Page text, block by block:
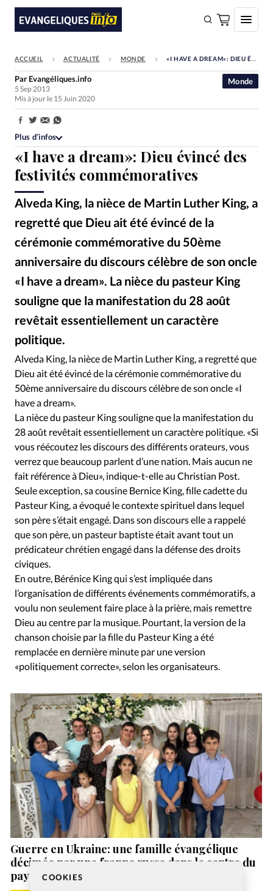
COOKIES
FAIRE UN DON
Faire un don
Société
Monde
Bible
Toute l'actualité
Se connecter
RUBRIQUES
Toute l'actualité Bible Culture
Economie
Eglises
Histoire Laicité
Liberté religieuse
Mission
Monde People Politique
Religions
Société
ACCUEIL ACTUALITÉ MONDE «I HAVE A DREAM»: DIEU ÉVINCÉ DES FESTIVITÉS COMMÉMORATIVES
«I have a dream»: Dieu évincé des
festivités commémoratives
Alveda King, la nièce de Martin Luther King, a
regretté que Dieu ait été évincé de la
cérémonie commémorative du 50ème
anniversaire du discours célèbre de son oncle
«I have a dream». La nièce du pasteur King
souligne que la manifestation du 28 août
revêtait essentiellement un caractère
politique.
Monde
Par Evangéliques.info
5 Sep 2013
Mis à jour le 15 Juin 2020
Partager:
Plus d’infos
Alveda King, la nièce de Martin Luther King, a regretté que
Dieu ait été évincé de la cérémonie commémorative du
50ème anniversaire du discours célèbre de son oncle «I
have a dream».
La nièce du pasteur King souligne que la manifestation du
28 août revêtait essentiellement un caractère politique. «Si
vous réécoutez les discours des différents orateurs, vous
verrez que beaucoup parlent d’une nation. Mais aucun ne
fait référence à Dieu», indique-t-elle au Christian Post.
Seule exception, sa cousine Bernice King, fille cadette du
Pasteur King, a évoqué le contexte spirituel dans lequel
son père s’était engagé. Dans son discours elle a rappelé
que son père, un pasteur baptiste était avant tout un
prédicateur chrétien engagé dans la défense des droits
civiques.
En outre, Bérénice King qui s’est impliquée dans
l’organisation de différents événements commémoratifs, a
voulu non seulement faire place à la prière, mais remettre
Dieu au centre par la musique. Pourtant, la version de la
chanson choisie par la fille du Pasteur King a été
remplacée en dernière minute par une version
«politiquement correcte», selon les organisateurs.
Guerre en Ukraine: une famille évangélique
décimée par une frappe russe dans le centre du
pays